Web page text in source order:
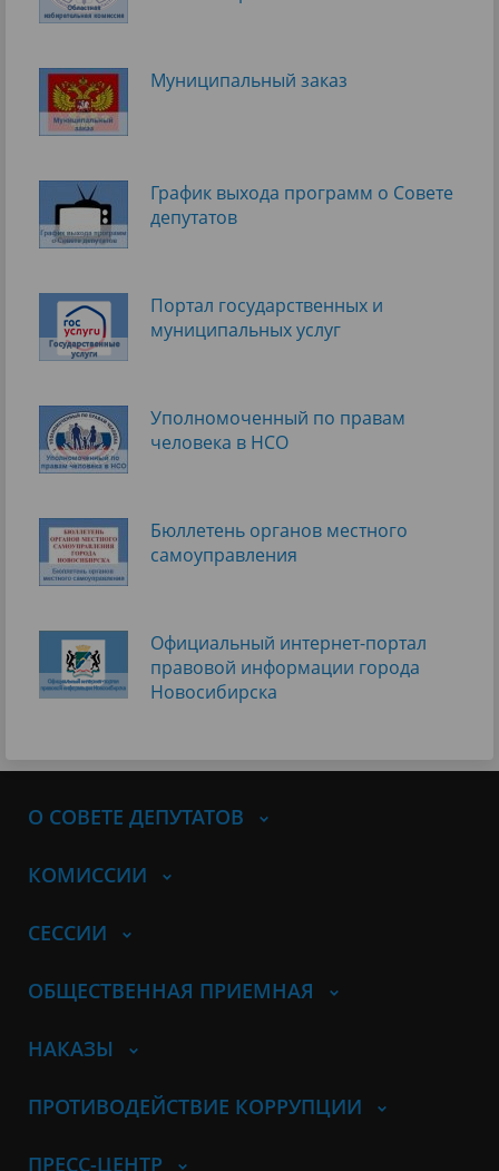
Муниципальный заказ
График выхода программ о Cовете
депутатов
Портал государственных и
муниципальных услуг
Уполномоченный по правам
человека в НСО
Бюллетень органов местного
самоуправления
Официальный интернет-портал
правовой информации города
Новосибирска
О СОВЕТЕ ДЕПУТАТОВ
КОМИССИИ
СЕССИИ
ОБЩЕСТВЕННАЯ ПРИЕМНАЯ
НАКАЗЫ
ПРОТИВОДЕЙСТВИЕ КОРРУПЦИИ
ПРЕСС-ЦЕНТР